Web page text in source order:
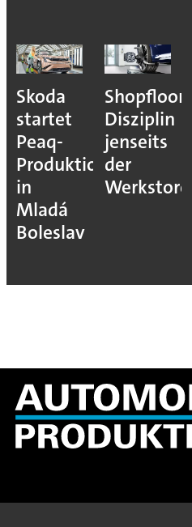
Skoda
startet
Peaq-
Produktion
in
Mladá
Boleslav
Shopfloor-
Disziplin
jenseits
der
Werkstore